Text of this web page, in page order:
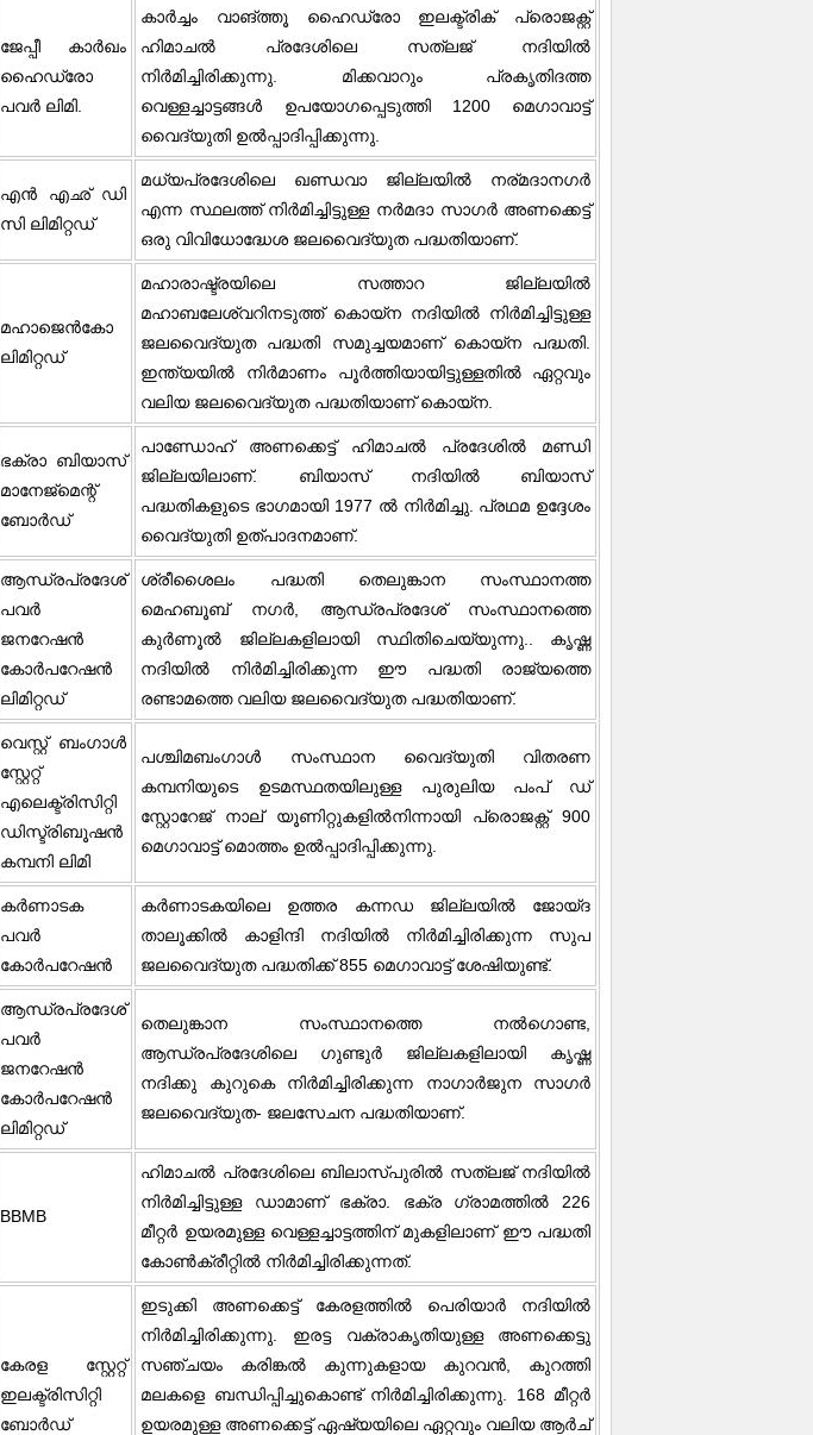
ജേപ്പീ കാർഖം
ഹൈഡ്രോ
പവർ ലിമി.
കാർച്ചം വാങ്‌ത്തൂ ഹൈഡ്രോ ഇലക്ട്രിക് പ്രൊജക്റ്റ്
ഹിമാചൽ പ്രദേശിലെ സത്ലജ് നദിയിൽ
നിർമിച്ചിരിക്കുന്നു. മിക്കവാറും പ്രകൃതിദത്ത
വെള്ളച്ചാട്ടങ്ങൾ ഉപയോഗപ്പെടുത്തി 1200 മെഗാവാട്ട്
വൈദ്യുതി ഉൽപ്പാദിപ്പിക്കുന്നു.
എൻ എഛ് ഡി
സി ലിമിറ്റഡ്
മധ്യപ്രദേശിലെ ഖണ്ഡവാ ജില്ലയിൽ നര്മദാനഗർ
എന്ന സ്ഥലത്ത് നിർമിച്ചിട്ടുള്ള നർമദാ സാഗർ അണക്കെട്ട്
ഒരു വിവിധോദ്ധേശ ജലവൈദ്യുത പദ്ധതിയാണ്.
മഹാജെൻകോ
ലിമിറ്റഡ്
മഹാരാഷ്ട്രയിലെ സത്താറ ജില്ലയിൽ
മഹാബലേശ്വറിനടുത്ത് കൊയ്‌ന നദിയിൽ നിർമിച്ചിട്ടുള്ള
ജലവൈദ്യുത പദ്ധതി സമുച്ചയമാണ് കൊയ്‌ന പദ്ധതി.
ഇന്ത്യയിൽ നിർമാണം പൂർത്തിയായിട്ടുള്ളതിൽ ഏറ്റവും
വലിയ ജലവൈദ്യുത പദ്ധതിയാണ് കൊയ്‌ന.
ഭക്രാ ബിയാസ്
മാനേജ്‌മെന്റ്
ബോർഡ്
പാണ്ഡോഹ് അണക്കെട്ട് ഹിമാചൽ പ്രദേശിൽ മണ്ഡി
ജില്ലയിലാണ്. ബിയാസ് നദിയിൽ ബിയാസ്
പദ്ധതികളുടെ ഭാഗമായി 1977 ൽ നിർമിച്ചു. പ്രഥമ ഉദ്ദേശം
വൈദ്യുതി ഉത്പാദനമാണ്.
ആന്ധ്രപ്രദേശ്
പവർ
ജനറേഷൻ
കോർപറേഷൻ
ലിമിറ്റഡ്
ശ്രീശൈലം പദ്ധതി തെലുങ്കാന സംസ്ഥാനത്ത
മെഹബൂബ് നഗർ, ആന്ധ്രപ്രദേശ് സംസ്ഥാനത്തെ
കുർണൂൽ ജില്ലകളിലായി സ്ഥിതിചെയ്യുന്നു.. കൃഷ്ണ
നദിയിൽ നിർമിച്ചിരിക്കുന്ന ഈ പദ്ധതി രാജ്യത്തെ
രണ്ടാമത്തെ വലിയ ജലവൈദ്യുത പദ്ധതിയാണ്.
വെസ്റ്റ് ബംഗാൾ
സ്റ്റേറ്റ്
എലെക്ട്രിസിറ്റി
ഡിസ്ട്രിബൂഷൻ
കമ്പനി ലിമി
പശ്ചിമബംഗാൾ സംസ്ഥാന വൈദ്യുതി വിതരണ
കമ്പനിയുടെ ഉടമസ്ഥതയിലുള്ള പുരുലിയ പംപ് ഡ്
സ്റ്റോറേജ് നാല് യൂണിറ്റുകളിൽനിന്നായി പ്രൊജക്റ്റ് 900
മെഗാവാട്ട് മൊത്തം ഉൽപ്പാദിപ്പിക്കുന്നു.
കർണാടക
പവർ
കോർപറേഷൻ
കർണാടകയിലെ ഉത്തര കന്നഡ ജില്ലയിൽ ജോയ്‌ദ
താലൂക്കിൽ കാളിന്ദി നദിയിൽ നിർമിച്ചിരിക്കുന്ന സുപ
ജലവൈദ്യുത പദ്ധതിക്ക് 855 മെഗാവാട്ട് ശേഷിയുണ്ട്.
ആന്ധ്രപ്രദേശ്
പവർ
ജനറേഷൻ
കോർപറേഷൻ
ലിമിറ്റഡ്
തെലുങ്കാന സംസ്ഥാനത്തെ നൽഗൊണ്ട,
ആന്ധ്രപ്രദേശിലെ ഗുണ്ടുർ ജില്ലകളിലായി കൃഷ്ണ
നദിക്കു കുറുകെ നിർമിച്ചിരിക്കുന്ന നാഗാർജുന സാഗർ
ജലവൈദ്യുത- ജലസേചന പദ്ധതിയാണ്.
BBMB
ഹിമാചൽ പ്രദേശിലെ ബിലാസ്പുരിൽ സത്ലജ് നദിയിൽ
നിർമിച്ചിട്ടുള്ള ഡാമാണ് ഭക്രാ. ഭക്ര ഗ്രാമത്തിൽ 226
മീറ്റർ ഉയരമുള്ള വെള്ളച്ചാട്ടത്തിന് മുകളിലാണ് ഈ പദ്ധതി
കോൺക്രീറ്റിൽ നിർമിച്ചിരിക്കുന്നത്.
കേരള സ്റ്റേറ്റ്
ഇലക്ട്രിസിറ്റി
ബോർഡ്
ഇടുക്കി അണക്കെട്ട് കേരളത്തിൽ പെരിയാർ നദിയിൽ
നിർമിച്ചിരിക്കുന്നു. ഇരട്ട വക്രാകൃതിയുള്ള അണക്കെട്ടു
സഞ്ചയം കരിങ്കൽ കുന്നുകളായ കുറവൻ, കുറത്തി
മലകളെ ബന്ധിപ്പിച്ചുകൊണ്ട് നിർമിച്ചിരിക്കുന്നു. 168 മീറ്റർ
ഉയരമുള്ള അണക്കെട്ട് ഏഷ്യയിലെ ഏറ്റവും വലിയ ആർച്